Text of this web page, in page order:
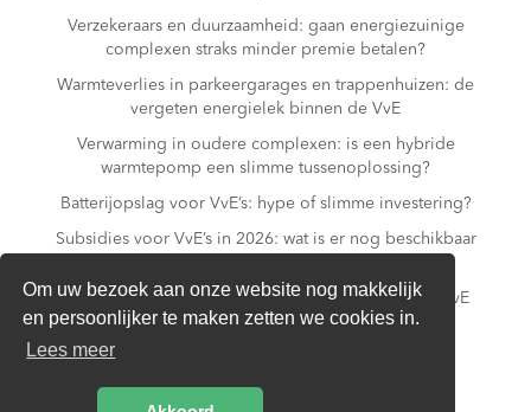
Om uw bezoek aan onze website nog makkelijk
en persoonlijker te maken zetten we cookies in.
Lees meer
Verzekeraars en duurzaamheid: gaan energiezuinige
complexen straks minder premie betalen?
Warmteverlies in parkeergarages en trappenhuizen: de
vergeten energielek binnen de VvE
Verwarming in oudere complexen: is een hybride
warmtepomp een slimme tussenoplossing?
Batterijopslag voor VvE’s: hype of slimme investering?
Subsidies voor VvE’s in 2026: wat is er nog beschikbaar
Slim laden in parkeergarages: hoe voorkomt een VvE
overbelasting van de installatie?
Van gas naar all-electric: is dat realistisch voor een